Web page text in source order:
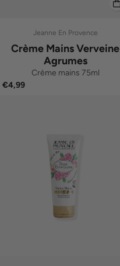
Jeanne En Provence
Crème Mains Verveine
Agrumes
Crème mains 75ml
€4,99